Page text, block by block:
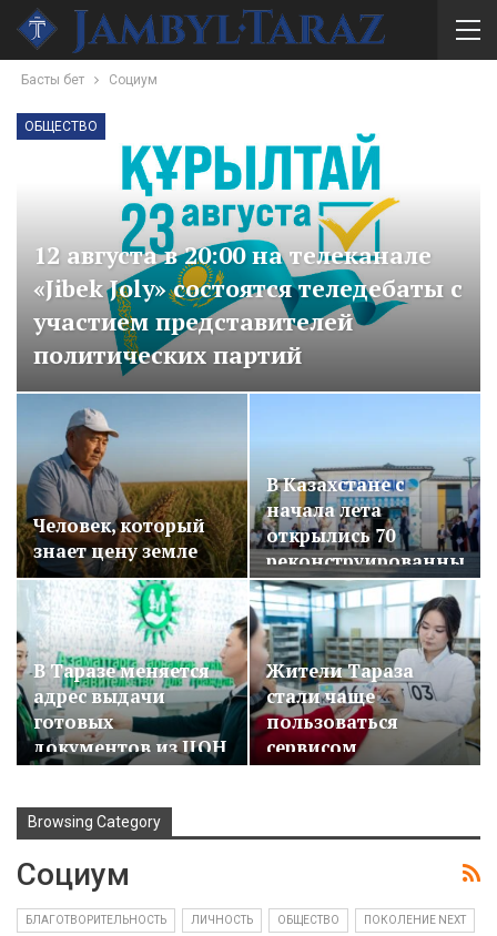
Басты бет Социум
ОБЩЕСТВО
12 августа в 20:00 на телеканале
«Jibek Joly» состоятся теледебаты с
участием представителей
политических партий
Человек, который
знает цену земле
В Казахстане с
начала лета
открылись 70
реконструированных…
В Таразе меняется
адрес выдачи
готовых
документов из ЦОН
№2
Жители Тараза
стали чаще
пользоваться
сервисом
«Персональный
Browsing Category
Социум
БЛАГОТВОРИТЕЛЬНОСТЬ ЛИЧНОСТЬ ОБЩЕСТВО ПОКОЛЕНИЕ NEXT